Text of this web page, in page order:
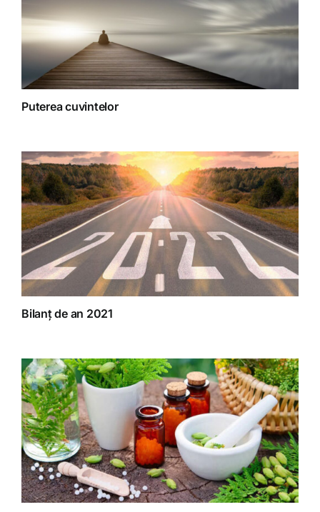
Puterea cuvintelor
Bilanț de an 2021